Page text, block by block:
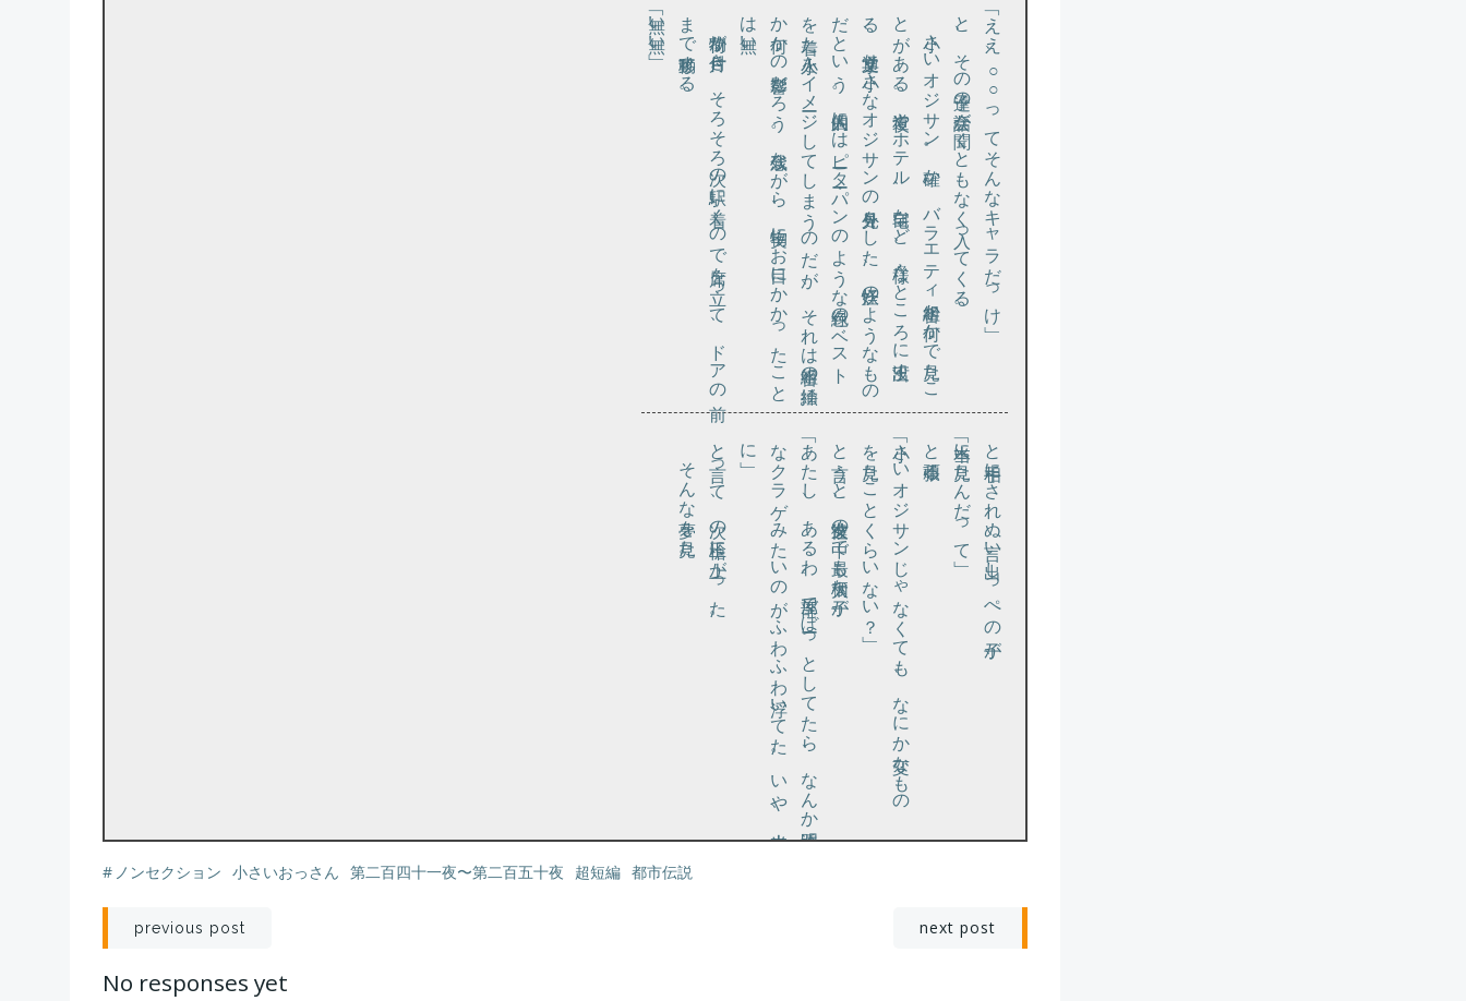
「ええ、○○ってそんなキャラだっけ」
と、その子達の会話が聞くともなく入ってくる。
小さ
い
オ
ジ
サ
ン
。確
か
、
バ
ラ
エ
テ
ィ番組
か何
か
で見
た
こ
とが
あ
る
。夜道
や
ホ
テ
ル
、自宅
な
ど
、様々
な
と
こ
ろ
に出没
す
る、文字通
り小
さ
な
オ
ジ
サ
ン
の外見
を
し
た
、妖怪
の
よ
う
な
も
の
だと
い
う
。個人的
に
は
ピー
ター・
パ
ン
の
よ
う
な緑色
の
ベ
ス
ト
を着た小人
を
イ
メー
ジ
し
て
し
ま
う
の
だ
が
、
そ
れ
は番組
の挿絵
か何か
の影響
だ
ろ
う
。残念
な
が
ら
、実物
に
お目
に
か
か
っ
た
こ
と
は無い
。
荷物が片付
き
、
そ
ろ
そ
ろ次
の駅
に着
く
の
で席
を立
っ
て
、
ド
ア
の前
まで移動
す
る
。
「無い無い」
と相手にされぬ言い出しっぺの子が、
「本当に見たんだって」
と頑張る。
「小さ
い
オ
ジ
サ
ン
じ
ゃ
な
く
て
も
、
な
に
か変
な
も
の
を見
た
こ
と
く
ら
い
な
い
？」
と言うと、彼女達の中で最も大柄な子が、
「あ
た
し
、
あ
る
わ
。部屋
で
ぼー
っ
と
し
て
た
ら
、
な
ん
か透明
な
ク
ラ
ゲ
み
た
い
の
が
ふ
わ
ふ
わ浮
い
て
た
。
い
や
、本当
に」
と言って、次の槍玉に上がった。
そんな夢を見た。
# ノンセクション 小さいおっさん 第二百四十一夜〜第二百五十夜 超短編 都市伝説
投
稿
previous post next post
No responses yet